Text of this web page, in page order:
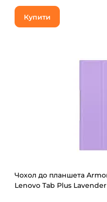
Купити
Чохол до планшета
Lenovo Tab Plus